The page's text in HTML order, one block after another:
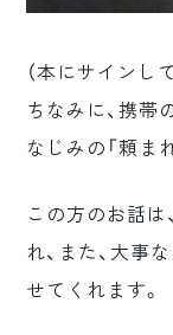
（本にサインし
ちなみに、携帯
なじみの「頼ま
この方のお話は
れ、また、大事
せてくれます。